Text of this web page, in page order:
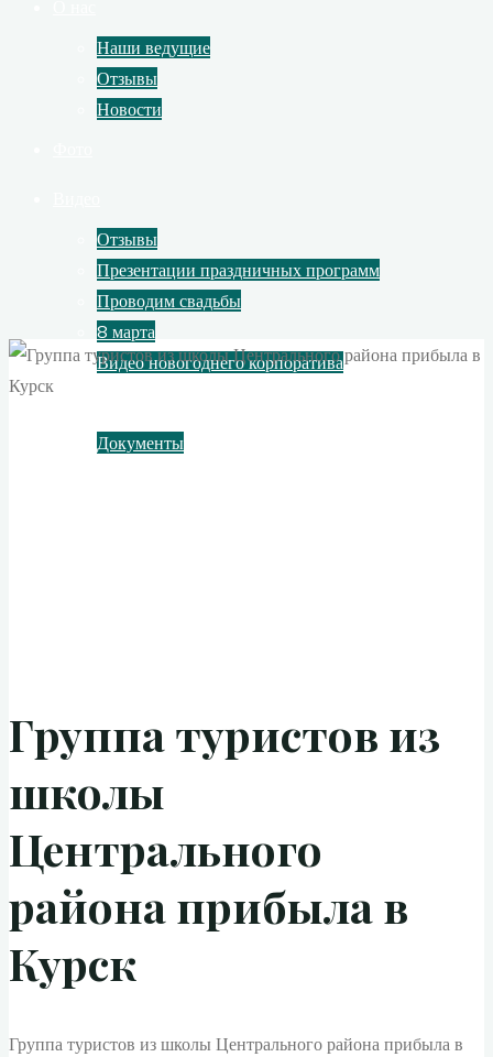
Наши ведущие
Отзывы
Новости
Отзывы
Презентации праздничных программ
Проводим свадьбы
8 марта
Видео новогоднего корпоратива
Документы
Группа туристов из
школы
Центрального
района прибыла в
Курск
Группа туристов из школы Центрального района прибыла в